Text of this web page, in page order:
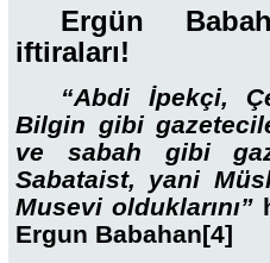
Ergün
iftiraları!
“Abdi İpekçi,
Bilgin gibi
ve sabah gibi
Sabataist, yani
Musevi olduklarını”
Ergun Babahan[4]